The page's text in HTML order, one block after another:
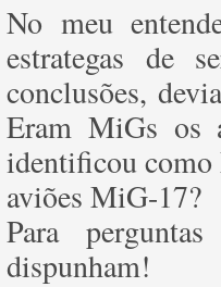
No meu
estrategas de
conclusões,
Eram MiGs os
identificou como
aviões MiG-17?
Para
dispunham!